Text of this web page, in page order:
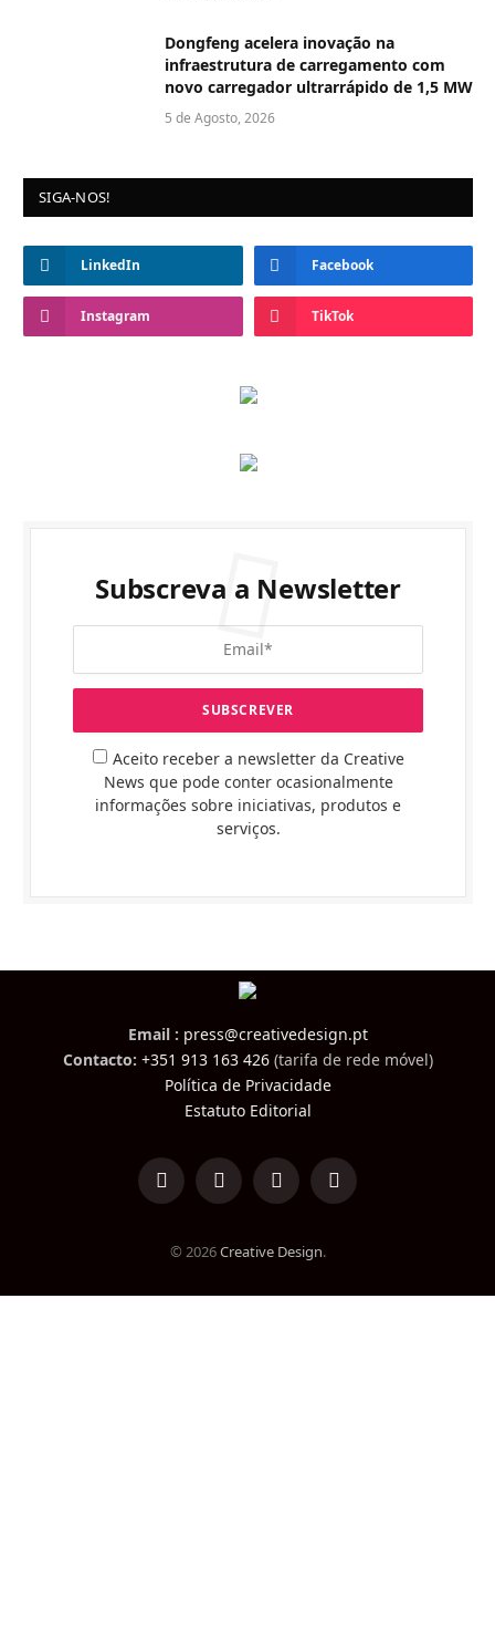
Dongfeng acelera inovação na
infraestrutura de carregamento com
novo carregador ultrarrápido de 1,5 MW
5 de Agosto, 2026
SIGA-NOS!
LinkedIn Facebook
Instagram TikTok
Subscreva a Newsletter
Aceito receber a newsletter da Creative
News que pode conter ocasionalmente
informações sobre iniciativas, produtos e
serviços.
Email : press@creativedesign.pt
Contacto: +351 913 163 426(tarifa de rede móvel)
Política de Privacidade
Estatuto Editorial
LinkedInFacebookInstagramTikTok
© 2026Creative Design.